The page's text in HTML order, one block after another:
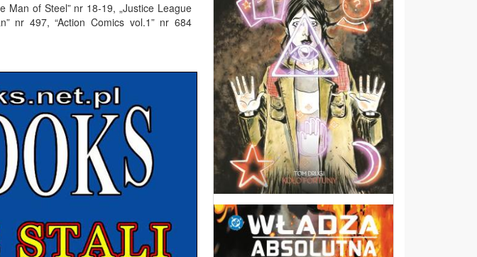
Man of Steel” nr 18-19, „Justice League
nr 497, “Action Comics vol.1” nr 684